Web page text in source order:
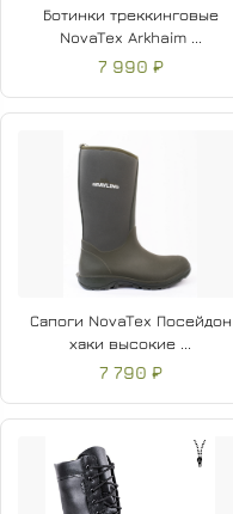
Ботинки треккинговые
NovaTex Arkhaim ...
7 990 ₽
Сапоги NovaTex Посейдон
хаки высокие ...
7 790 ₽